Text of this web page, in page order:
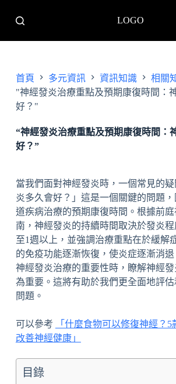
至
主
容
LOGO
首頁 多元資訊 資訊知識
相關
"神經發炎治療重點及預期康復時間：
好？"
“神經發炎治療重點及預期康復時間：
好？”
當我們面對神經發炎時，一個常見的
炎多久會好？」這是一個關鍵的問題
道疾病治療的預期康復時間。根據前
南，神經發炎的持續時間取決於發炎
至1週以上，並強調治療重點在於緩解
的免疫功能逐漸恢復，使炎症逐漸消
神經發炎治療的重要性時，瞭解神經
為重要。這將有助於我們更全面地評
問題。
可以參考
「什麼食物可以修復神經？
改善神經健康」
目錄